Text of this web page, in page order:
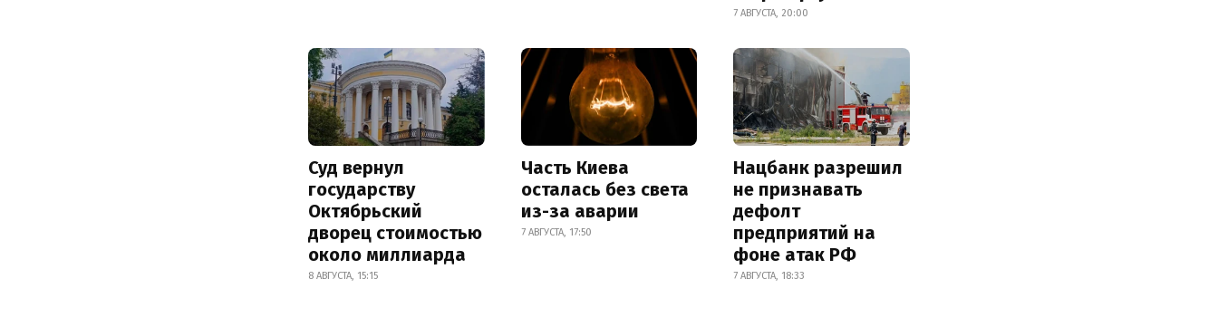
7 АВГУСТА, 20:00
Суд вернул
государству
Октябрьский
дворец стоимостью
около миллиарда
8 АВГУСТА, 15:15
Часть Киева
осталась без света
из-за аварии
7 АВГУСТА, 17:50
Нацбанк разрешил
не признавать
дефолт
предприятий на
фоне атак РФ
7 АВГУСТА, 18:33